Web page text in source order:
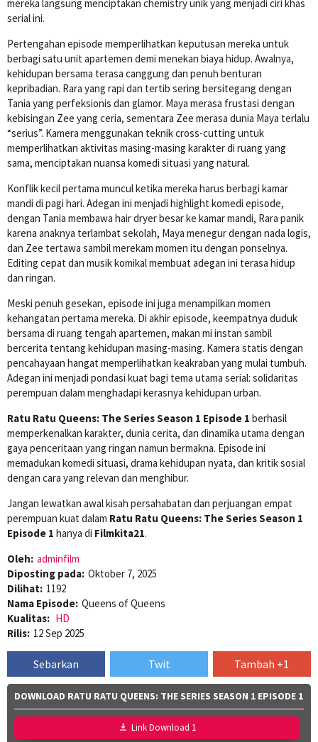
mereka langsung menciptakan chemistry unik yang menjadi ciri khas
serial ini.
Pertengahan episode memperlihatkan keputusan mereka untuk
berbagi satu unit apartemen demi menekan biaya hidup. Awalnya,
kehidupan bersama terasa canggung dan penuh benturan
kepribadian. Rara yang rapi dan tertib sering bersitegang dengan
Tania yang perfeksionis dan glamor. Maya merasa frustasi dengan
kebisingan Zee yang ceria, sementara Zee merasa dunia Maya terlalu
“serius”. Kamera menggunakan teknik cross-cutting untuk
memperlihatkan aktivitas masing-masing karakter di ruang yang
sama, menciptakan nuansa komedi situasi yang natural.
Konflik kecil pertama muncul ketika mereka harus berbagi kamar
mandi di pagi hari. Adegan ini menjadi highlight komedi episode,
dengan Tania membawa hair dryer besar ke kamar mandi, Rara panik
karena anaknya terlambat sekolah, Maya menegur dengan nada logis,
dan Zee tertawa sambil merekam momen itu dengan ponselnya.
Editing cepat dan musik komikal membuat adegan ini terasa hidup
dan ringan.
Meski penuh gesekan, episode ini juga menampilkan momen
kehangatan pertama mereka. Di akhir episode, keempatnya duduk
bersama di ruang tengah apartemen, makan mi instan sambil
bercerita tentang kehidupan masing-masing. Kamera statis dengan
pencahayaan hangat memperlihatkan keakraban yang mulai tumbuh.
Adegan ini menjadi pondasi kuat bagi tema utama serial: solidaritas
perempuan dalam menghadapi kerasnya kehidupan urban.
Ratu Ratu Queens: The Series Season 1 Episode 1 berhasil
memperkenalkan karakter, dunia cerita, dan dinamika utama dengan
gaya penceritaan yang ringan namun bermakna. Episode ini
memadukan komedi situasi, drama kehidupan nyata, dan kritik sosial
dengan cara yang relevan dan menghibur.
Jangan lewatkan awal kisah persahabatan dan perjuangan empat
perempuan kuat dalam Ratu Ratu Queens: The Series Season 1
Episode 1 hanya di Filmkita21.
Oleh: adminfilm
Diposting pada: Oktober 7, 2025
Dilihat: 1192
Nama Episode: Queens of Queens
Kualitas: HD
Rilis: 12 Sep 2025
Sebarkan Twit Tambah +1
DOWNLOAD RATU RATU QUEENS: THE SERIES SEASON 1 EPISODE 1
Link Download 1